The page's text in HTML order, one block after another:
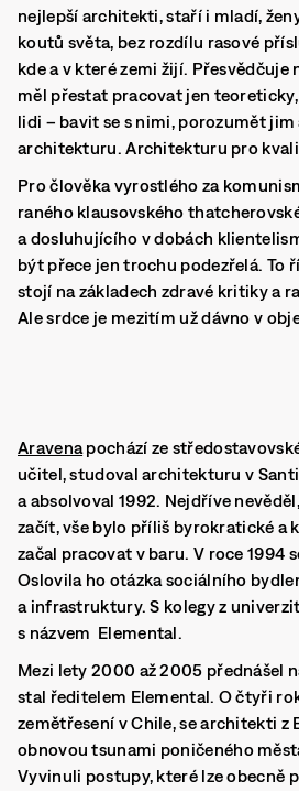
nejlepší architekti, staří i mladí,
koutů světa, bez rozdílu rasové
kde a v které zemi žijí. Přesvědčuje
měl přestat pracovat jen
lidi – bavit se s nimi, porozumět
architekturu. Architekturu pro
Pro člověka vyrostlého za
raného klausovského
a dosluhujícího v dobách
být přece jen trochu podezřelá. To
stojí na základech zdravé kritiky a
Ale srdce je mezitím už dávno v
Aravena pochází ze
učitel, studoval architekturu v
a absolvoval 1992. Nejdříve
začít, vše bylo příliš byrokratické a
začal pracovat v baru. V roce 1994
Oslovila ho otázka sociálního
a infrastruktury. S kolegy z
s názvem Elemental.
Mezi lety 2000 až 2005 přednášel
stal ředitelem Elemental. O čtyři
zemětřesení v Chile, se architekti z
obnovou tsunami poničeného
Vyvinuli postupy, které lze obecně